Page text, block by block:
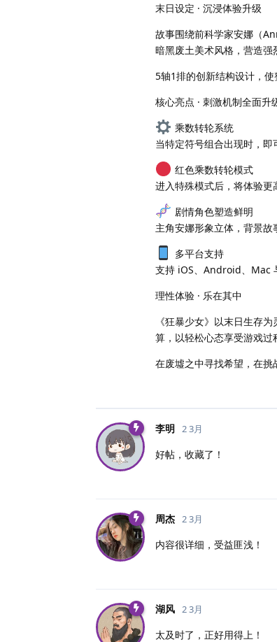
末日设定 · 沉浸体验升级
故事围绕前科学家安娜（
暗黑废土美术风格，营造强
5轴1排的创新结构设计，使
核心亮点 · 刺激机制全面升
乘数转轮系统
当特定符号组合出现时，即
红色乘数转轮模式
进入特殊模式后，将体验更
剧情角色塑造鲜明
主角安娜形象立体，背景故
多平台支持
支持 iOS、Android、Mac
理性体验 · 乐在其中
《狂暴少女》以末日生存
算，以轻松心态享受游戏过
在废墟之中寻找希望，在挑
李明 2 3月
好帖，收藏了！
周杰 2 3月
内容很详细，受益匪浅！
湖风 2 3月
太及时了，正好用得上！